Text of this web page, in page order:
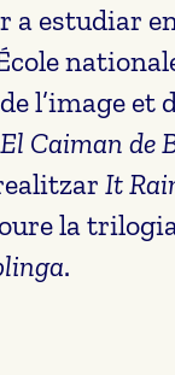
a estudiar
l’image et
El Caiman de
It
la
.